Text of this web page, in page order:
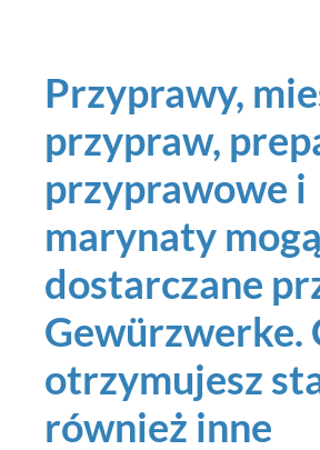
Przyprawy,
przypraw,
przyprawowe i
marynaty
dostarczane
Gewürzwerke.
otrzymujesz
również inne